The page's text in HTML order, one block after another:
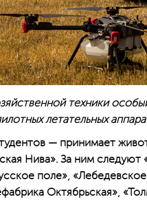
техники
летательных
— принимает
Нива». За ним
поле»,
Октябрьская»,